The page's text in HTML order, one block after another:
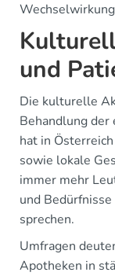
und
Die kulturelle
Behandlung
hat in
sowie lokale
immer mehr
und
sprechen.
Umfragen
Apotheken in